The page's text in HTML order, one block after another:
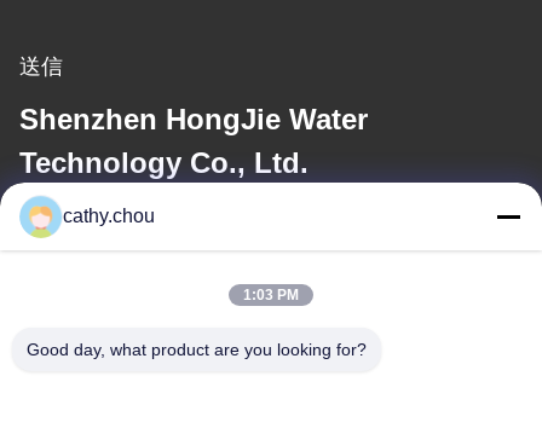
送信
Shenzhen HongJie Water
Technology Co., Ltd.
電子メール
cathy.chou
1:03 PM
Good day, what product are you looking for?